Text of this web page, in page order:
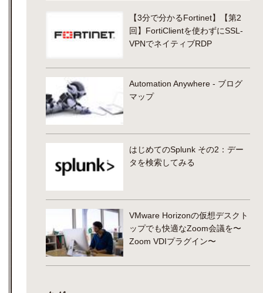
【3分で分かるFortinet】【第2
回】FortiClientを使わずにSSL-
VPNでネイティブRDP
Automation Anywhere - ブログ
マップ
はじめてのSplunk その2：デー
タを検索してみる
VMware Horizonの仮想デスクト
ップでも快適なZoom会議を〜
Zoom VDIプラグイン〜